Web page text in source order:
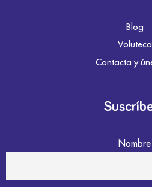
Blog
Voluteca
Contacta y
Nombre